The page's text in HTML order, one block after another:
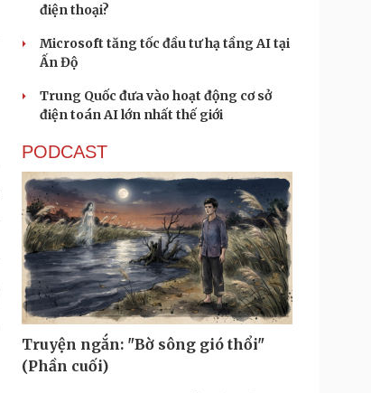
điện thoại?
Microsoft tăng tốc đầu tư hạ tầng AI tại
Ấn Độ
Trung Quốc đưa vào hoạt động cơ sở
điện toán AI lớn nhất thế giới
PODCAST
Truyện ngắn: "Bờ sông gió thổi"
(Phần cuối)